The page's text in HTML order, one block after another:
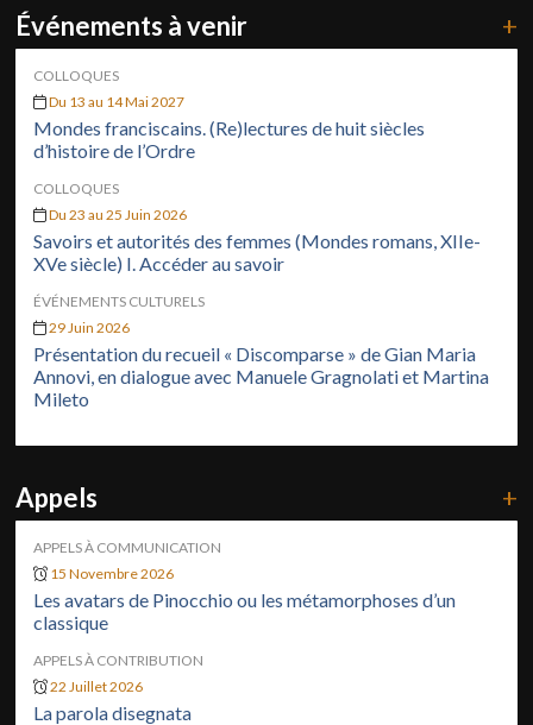
Événements à venir +
COLLOQUES
Du 13 au 14 Mai 2027
Mondes franciscains. (Re)lectures de huit siècles
d’histoire de l’Ordre
COLLOQUES
Du 23 au 25 Juin 2026
Savoirs et autorités des femmes (Mondes romans, XIIe-
XVe siècle) I. Accéder au savoir
ÉVÉNEMENTS CULTURELS
29 Juin 2026
Présentation du recueil « Discomparse » de Gian Maria
Annovi, en dialogue avec Manuele Gragnolati et Martina
Mileto
Appels +
APPELS À COMMUNICATION
15 Novembre 2026
Les avatars de Pinocchio ou les métamorphoses d’un
classique
APPELS À CONTRIBUTION
22 Juillet 2026
La parola disegnata